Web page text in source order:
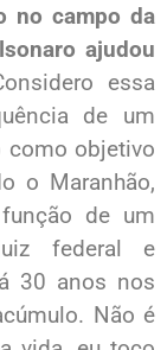
no campo da
ajudou
essa
de um
como objetivo
o Maranhão,
de um
federal e
30 anos nos
Não é